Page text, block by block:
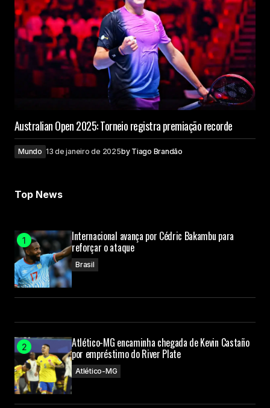
Australian Open 2025: Torneio registra premiação recorde
Mundo 13 de janeiro de 2025by Tiago Brandão
Top News
Internacional avança por Cédric Bakambu para
reforçar o ataque
Brasil
Atlético-MG encaminha chegada de Kevin Castaño
por empréstimo do River Plate
Atlético-MG